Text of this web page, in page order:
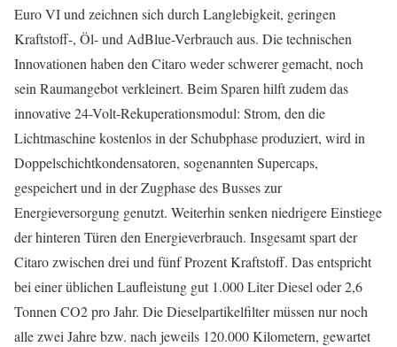
Euro VI und zeichnen sich durch Langlebigkeit, geringen
Kraftstoff-, Öl- und AdBlue-Verbrauch aus. Die technischen
Innovationen haben den Citaro weder schwerer gemacht, noch
sein Raumangebot verkleinert. Beim Sparen hilft zudem das
innovative 24-Volt-Rekuperationsmodul: Strom, den die
Lichtmaschine kostenlos in der Schubphase produziert, wird in
Doppelschichtkondensatoren, sogenannten Supercaps,
gespeichert und in der Zugphase des Busses zur
Energieversorgung genutzt. Weiterhin senken niedrigere Einstiege
der hinteren Türen den Energieverbrauch. Insgesamt spart der
Citaro zwischen drei und fünf Prozent Kraftstoff. Das entspricht
bei einer üblichen Laufleistung gut 1.000 Liter Diesel oder 2,6
Tonnen CO2 pro Jahr. Die Dieselpartikelfilter müssen nur noch
alle zwei Jahre bzw. nach jeweils 120.000 Kilometern, gewartet